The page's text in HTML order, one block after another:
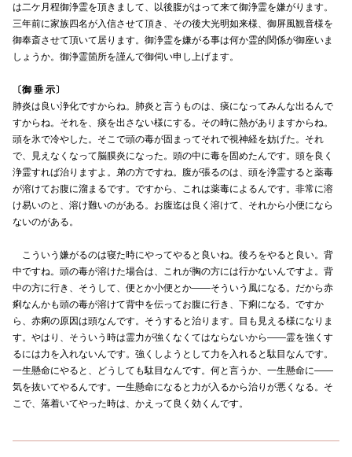
は二ケ月程御浄霊を頂きまして、以後腹がはって来て御浄霊を嫌がります。
三年前に家族四名が入信させて頂き、その後大光明如来様、御屏風観音様を
御奉斎させて頂いて居ります。御浄霊を嫌がる事は何か霊的関係が御座いま
しょうか。御浄霊箇所を謹んで御伺い申し上げます。
〔御 垂 示〕
肺炎は良い浄化ですからね。肺炎と言うものは、痰になってみんな出るんで
すからね。それを、痰を出さない様にする。その時に熱がありますからね。
頭を氷で冷やした。そこで頭の毒が固まってそれで視神経を妨げた。それ
で、見えなくなって脳膜炎になった。頭の中に毒を固めたんです。頭を良く
浄霊すれば治りますよ。弟の方ですね。腹が張るのは、頭を浄霊すると薬毒
が溶けてお腹に溜まるです。ですから、これは薬毒によるんです。非常に溶
け易いのと、溶け難いのがある。お腹迄は良く溶けて、それから小便になら
ないのがある。
こういう嫌がるのは寝た時にやってやると良いね。後ろをやると良い。背
中ですね。頭の毒が溶けた場合は、これが胸の方には行かないんですよ。背
中の方に行き、そうして、便とか小便とか――そういう風になる。だから赤
痢なんかも頭の毒が溶けて背中を伝ってお腹に行き、下痢になる。ですか
ら、赤痢の原因は頭なんです。そうすると治ります。目も見える様になりま
す。やはり、そういう時は霊力が強くなくてはならないから――霊を強くす
るには力を入れないんです。強くしようとして力を入れると駄目なんです。
一生懸命にやると、どうしても駄目なんです。何と言うか、一生懸命に――
気を抜いてやるんです。一生懸命になると力が入るから治りが悪くなる。そ
こで、落着いてやった時は、かえって良く効くんです。